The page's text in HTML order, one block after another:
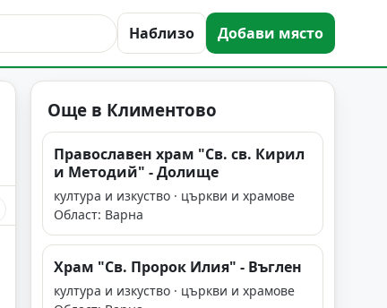
Наблизо Добави място
Още в Климентово
Православен храм "Св. св. Кирил
и Методий" - Долище
култура и изкуство · църкви и храмове
Област: Варна
Храм "Св. Пророк Илия" - Въглен
култура и изкуство · църкви и храмове